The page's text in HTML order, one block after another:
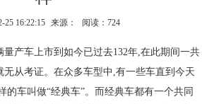
25 16:22:15 来源： 阅读：724
量产车上市到如今已过去132年,在此期间一共
从考证。在众多车型中,有一些车直到今天
的车叫做“经典车”。而经典车都有一个共同